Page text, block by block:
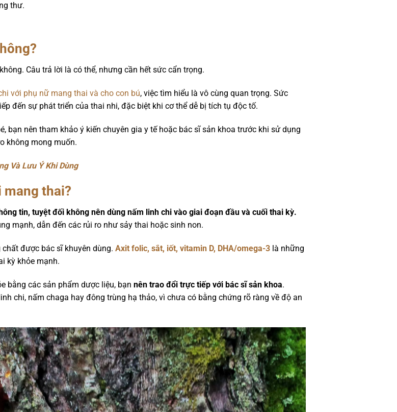
thư.
Câu trả lời là có thể, nhưng cần hết sức cẩn trọng.
với phụ nữ mang thai và cho con bú, việc tìm hiểu là vô cùng quan trọng. Sức
đến sự phát triển của thai nhi, đặc biệt khi cơ thể dễ bị tích tụ độc tố.
bạn nên tham khảo ý kiến chuyên gia y tế hoặc bác sĩ sản khoa trước khi sử dụng
không mong muốn.
Và Lưu Ý Khi Dùng
mang thai?
tin, tuyệt đối không nên dùng nấm linh chi vào giai đoạn đầu và cuối thai kỳ.
mạnh, dẫn đến các rủi ro như sảy thai hoặc sinh non.
được bác sĩ khuyên dùng. Axit folic, sắt, iốt, vitamin D, DHA/omega-3là những
kỳ khỏe mạnh.
bằng các sản phẩm dược liệu, bạn nên trao đổi trực tiếp với bác sĩ sản khoa.
chi, nấm chaga hay đông trùng hạ thảo, vì chưa có bằng chứng rõ ràng về độ an